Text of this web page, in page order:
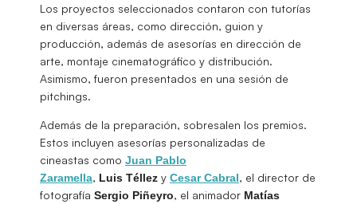
Los proyectos seleccionados contaron con tutorías
en diversas áreas, como dirección, guion y
producción, además de asesorías en dirección de
arte, montaje cinematográfico y distribución.
Asimismo, fueron presentados en una sesión de
pitchings.
Además de la preparación, sobresalen los premios.
Estos incluyen asesorías personalizadas de
cineastas como Juan Pablo
Zaramella, Luis Téllez y Cesar Cabral, el director de
fotografía Sergio Piñeyro, el animador Matías